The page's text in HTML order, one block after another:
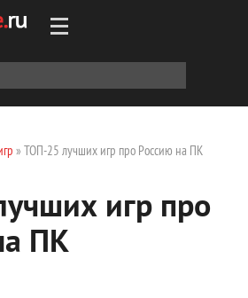
» ТОП-25 лучших игр про Россию на ПК
игр про
ПК